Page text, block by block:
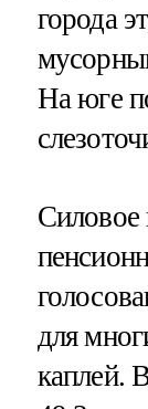
города
На юге
Силовое
для
каплей.